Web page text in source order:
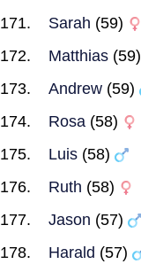
Sarah (59)
Matthias (59)
Andrew (59)
Rosa (58)
Luis (58)
Ruth (58)
Jason (57)
Harald (57)